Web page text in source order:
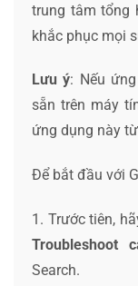
trung tâm tổng
khắc phục mọi
Lưu ý: Nếu
sẵn trên máy
ứng dụng này
Để bắt đầu với
1. Trước tiên,
Troubleshoot
Search.